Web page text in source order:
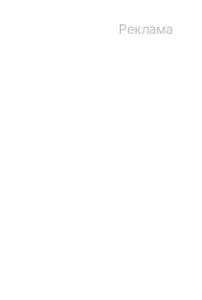
Реклама